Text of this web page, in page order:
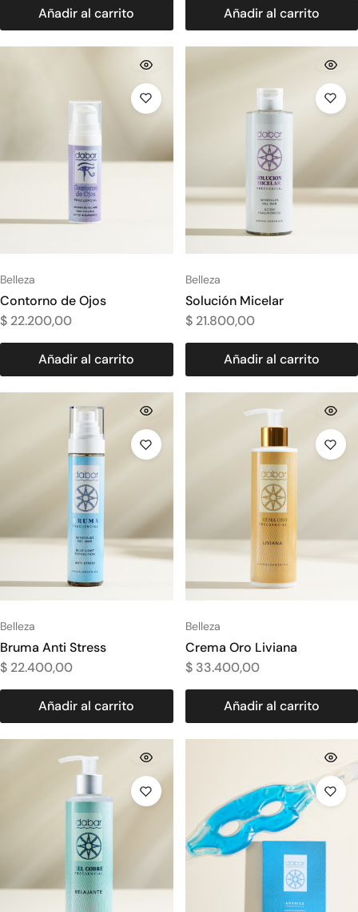
Añadir al carrito Añadir al carrito
Belleza
Contorno de Ojos
$ 22.200,00
Añadir al carrito
Belleza
Solución Micelar
$21.800,00
Añadir al carrito
Belleza
Bruma Anti Stress
$ 22.400,00
Añadir al carrito
Belleza
Crema Oro Liviana
$33.400,00
Añadir al carrito